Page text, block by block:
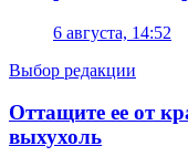
6 августа, 14:52
Выбор редакции
Оттащите ее от
выхухоль